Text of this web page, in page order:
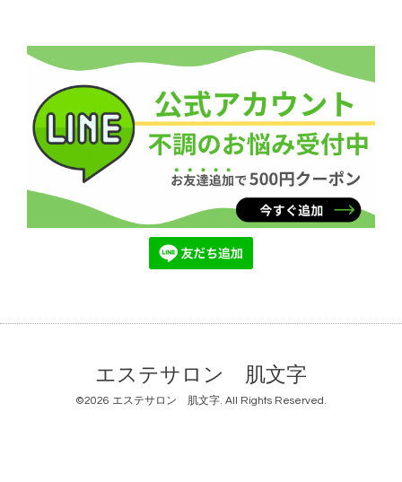
エステサロン 肌文字
©2026 エステサロン 肌文字. All Rights Reserved.